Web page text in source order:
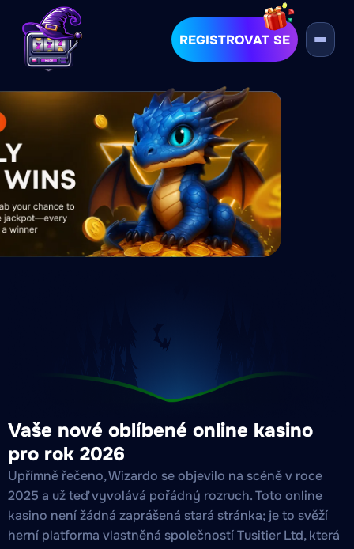
REGISTROVAT SE
Vaše nové oblíbené online kasino
pro rok 2026
Upřímně řečeno, Wizardo se objevilo na scéně v roce
2025 a už teď vyvolává pořádný rozruch. Toto online
kasino není žádná zaprášená stará stránka; je to svěží
herní platforma vlastněná společností Tusitier Ltd, která